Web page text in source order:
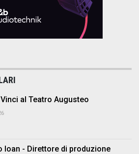
al Teatro Augusteo
Ioan - Direttore di produzione